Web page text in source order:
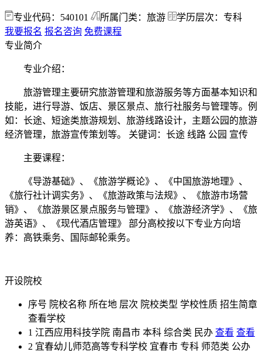
专业代码：540101 所属门类：旅游
学历层次：专科
我要报名 报名咨询 免费课程
专业简介
专业介绍：
旅游管理主要研究旅游管理和旅游服务等方面基本知识和
技能，进行导游、饭店、景区景点、旅行社服务与管理等。例
如：长途、短途类旅游规划、旅游线路设计，主题公园的旅游
经济管理，旅游宣传策划等。 关键词：长途 线路 公园 宣传
主要课程：
《导游基础》、《旅游学概论》、《中国旅游地理》、
《旅行社计调实务》、《旅游政策与法规》、《旅游市场营
销》、《旅游景区景点服务与管理》、《旅游经济学》、《旅
游英语》、《现代酒店管理》 部分高校按以下专业方向培
养：高铁乘务、国际邮轮乘务。
开设院校
序号 院校名称 所在地 层次 院校类型 学校性质 招生简章
查看学校
1 江西应用科技学院 南昌市 本科 综合类 民办 查看 查看
2 宜春幼儿师范高等专科学校 宜春市 专科 师范类 公办